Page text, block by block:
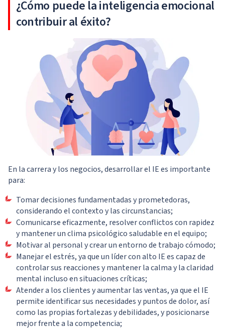
¿Cómo puede la inteligencia emocional
contribuir al éxito?
En la carrera y los negocios, desarrollar el IE es importante
para:
Tomar decisiones fundamentadas y prometedoras,
considerando el contexto y las circunstancias;
Comunicarse eficazmente, resolver conflictos con rapidez
y mantener un clima psicológico saludable en el equipo;
Motivar al personal y crear un entorno de trabajo cómodo;
Manejar el estrés, ya que un líder con alto IE es capaz de
controlar sus reacciones y mantener la calma y la claridad
mental incluso en situaciones críticas;
Atender a los clientes y aumentar las ventas, ya que el IE
permite identificar sus necesidades y puntos de dolor, así
como las propias fortalezas y debilidades, y posicionarse
mejor frente a la competencia;